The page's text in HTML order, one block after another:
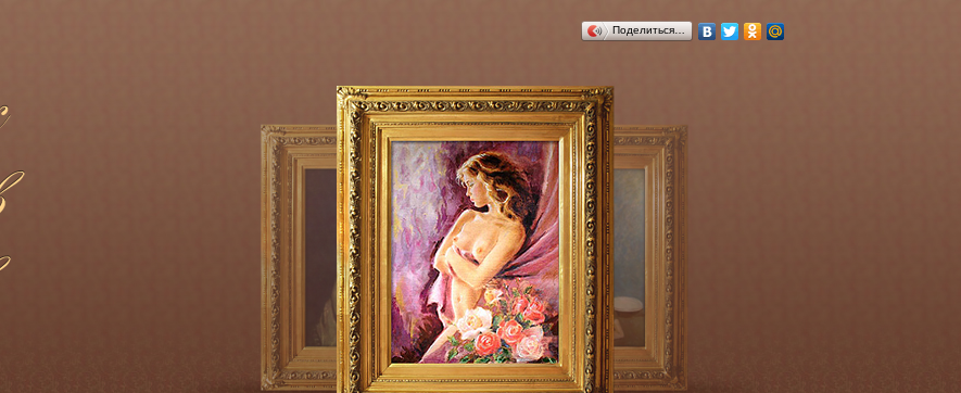
Поделиться…